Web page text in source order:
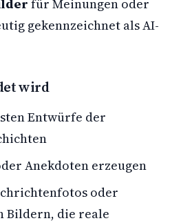
für Meinungen oder
gekennzeichnet als AI-
wird
Entwürfe der
Anekdoten erzeugen
oder
Bildern, die reale